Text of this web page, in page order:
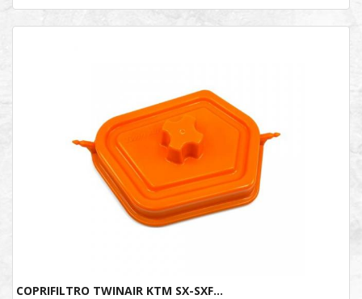
COPRIFILTRO TWINAIR KTM SX-SXF...